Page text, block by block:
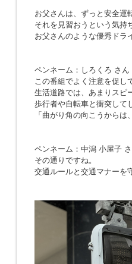
お父さんは、ずっと安全運
それを見習おうという気持
お父さんのような優秀ドラ
ペンネーム：しろくろ さん
この番組でよく注意を促し
生活道路では、あまりスピ
歩行者や自転車と衝突して
「曲がり角の向こうから
ペンネーム：中潟 小屋子
その通りですね。
交通ルールと交通マナーを